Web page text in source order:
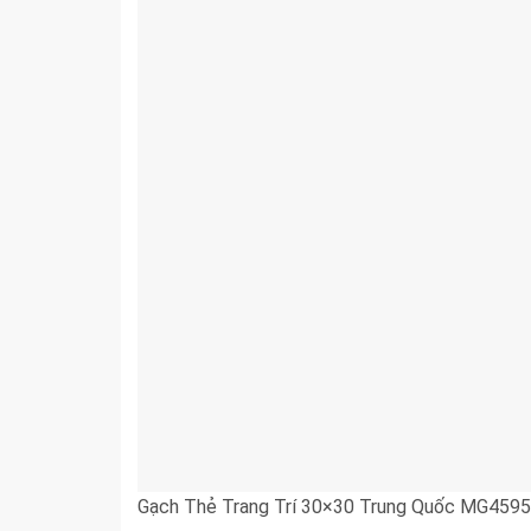
Gạch Thẻ Trang Trí 30×30 Trung Quốc